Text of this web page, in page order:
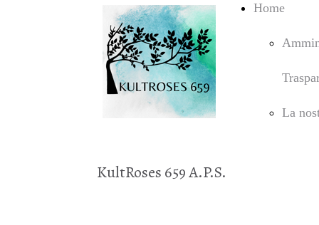
KultRoses 659 A.P.S.
Home
La